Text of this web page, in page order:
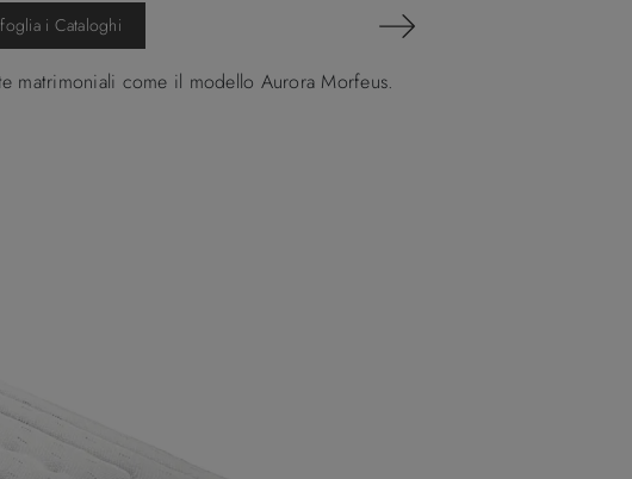
i Cataloghi
matrimoniali come il modello Aurora Morfeus.